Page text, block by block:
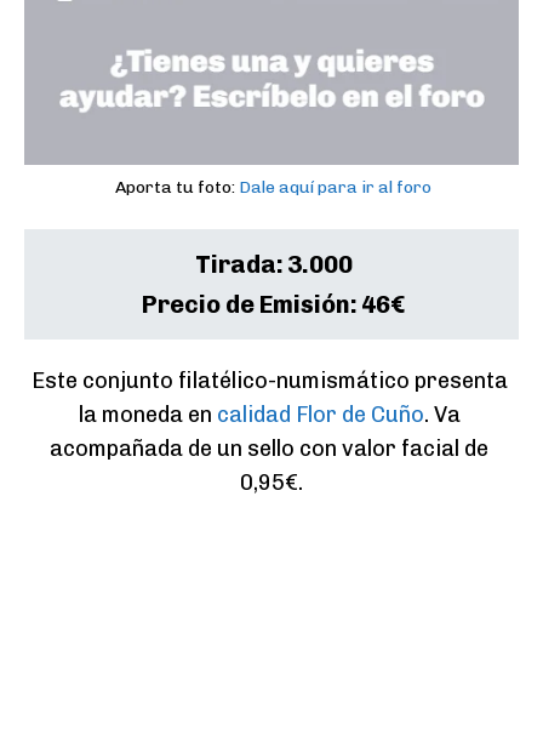
Aporta tu foto: Dale aquí para ir al foro
Tirada: 3.000
Precio de Emisión: 46€
Este conjunto filatélico-numismático presenta
la moneda en calidad Flor de Cuño. Va
acompañada de un sello con valor facial de
0,95€.